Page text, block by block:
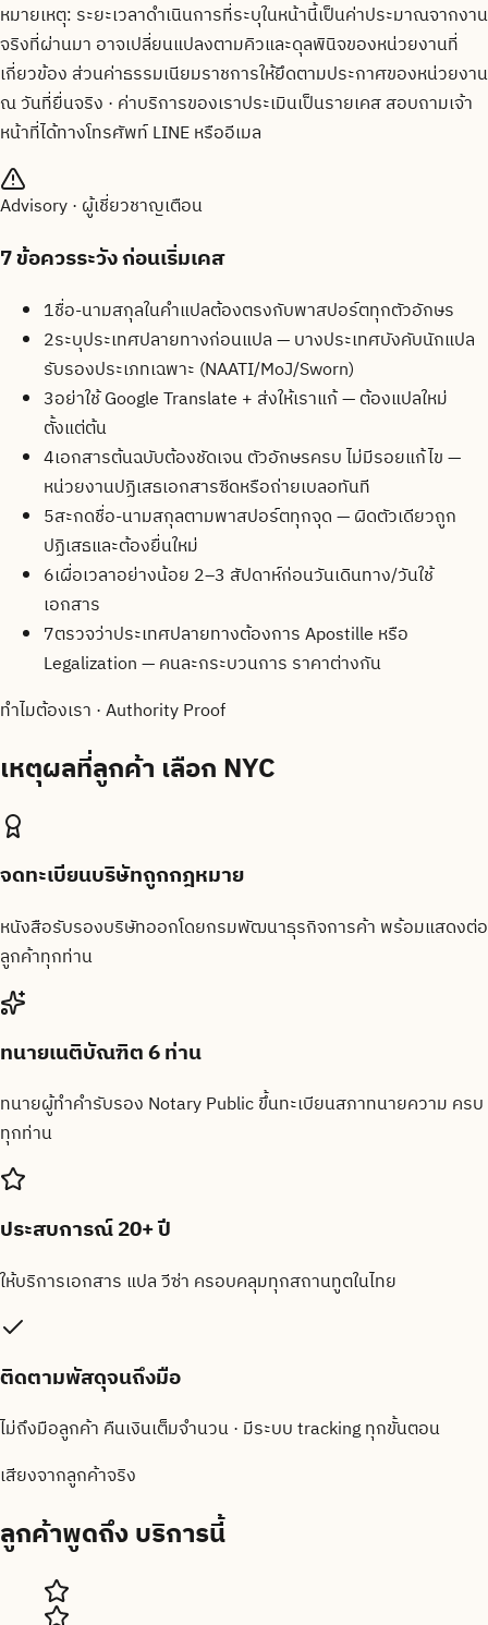
หมายเหตุ: ระยะเวลาดำเนินการที่ระบุในหน้านี้เป็นค่าประมาณจากงาน
จริงที่ผ่านมา อาจเปลี่ยนแปลงตามคิวและดุลพินิจของหน่วยงานที่
เกี่ยวข้อง ส่วนค่าธรรมเนียมราชการให้ยึดตามประกาศของหน่วยงาน
ณ วันที่ยื่นจริง · ค่าบริการของเราประเมินเป็นรายเคส สอบถามเจ้า
หน้าที่ได้ทางโทรศัพท์ LINE หรืออีเมล
Advisory · ผู้เชี่ยวชาญเตือน
7ข้อควรระวัง ก่อนเริ่มเคส
1ชื่อ-นามสกุลในคำแปลต้องตรงกับพาสปอร์ตทุกตัวอักษร
2ระบุประเทศปลายทางก่อนแปล — บางประเทศบังคับนักแปล
รับรองประเภทเฉพาะ (NAATI/MoJ/Sworn)
3อย่าใช้ Google Translate + ส่งให้เราแก้ — ต้องแปลใหม่
ตั้งแต่ต้น
4เอกสารต้นฉบับต้องชัดเจน ตัวอักษรครบ ไม่มีรอยแก้ไข —
หน่วยงานปฏิเสธเอกสารซีดหรือถ่ายเบลอทันที
5สะกดชื่อ-นามสกุลตามพาสปอร์ตทุกจุด — ผิดตัวเดียวถูก
ปฏิเสธและต้องยื่นใหม่
6เผื่อเวลาอย่างน้อย 2–3 สัปดาห์ก่อนวันเดินทาง/วันใช้
เอกสาร
7ตรวจว่าประเทศปลายทางต้องการ Apostille หรือ
Legalization — คนละกระบวนการ ราคาต่างกัน
ทำไมต้องเรา · Authority Proof
เหตุผลที่ลูกค้า เลือก NYC
จดทะเบียนบริษัทถูกกฎหมาย
หนังสือรับรองบริษัทออกโดยกรมพัฒนาธุรกิจการค้า พร้อมแสดงต่อ
ลูกค้าทุกท่าน
ทนายเนติบัณฑิต 6 ท่าน
ทนายผู้ทำคำรับรอง Notary Public ขึ้นทะเบียนสภาทนายความ ครบ
ทุกท่าน
ประสบการณ์ 20+ ปี
ให้บริการเอกสาร แปล วีซ่า ครอบคลุมทุกสถานทูตในไทย
ติดตามพัสดุจนถึงมือ
ไม่ถึงมือลูกค้า คืนเงินเต็มจำนวน · มีระบบ tracking ทุกขั้นตอน
เสียงจากลูกค้าจริง
ลูกค้าพูดถึงบริการนี้